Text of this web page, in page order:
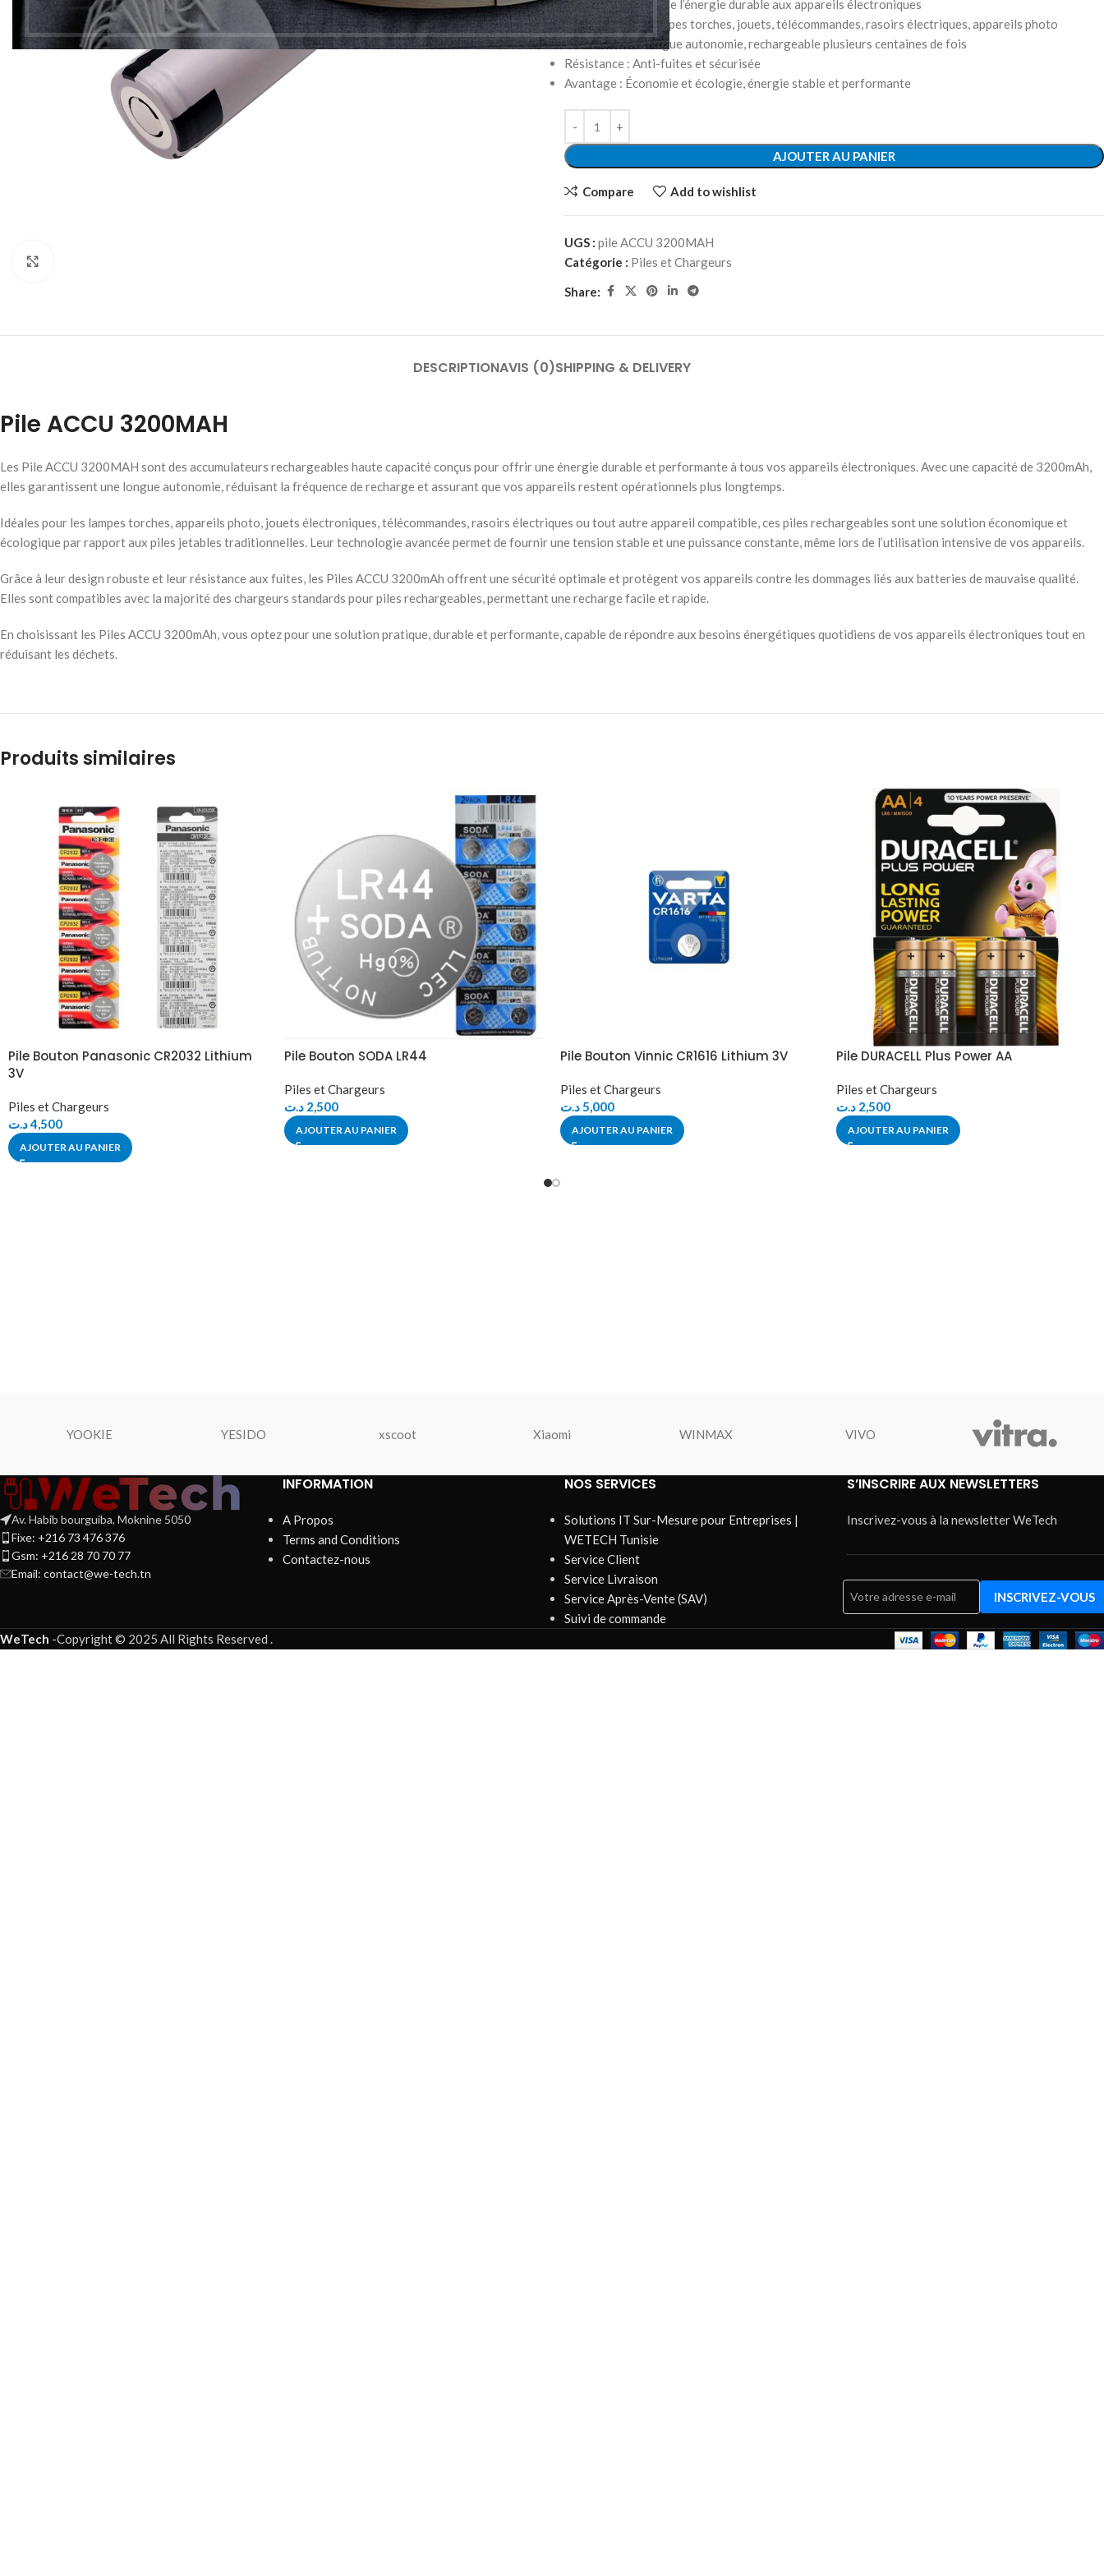
Fonction : Fournir de l’énergie durable aux appareils électroniques
Compatibilité : Lampes torches, jouets, télécommandes, rasoirs électriques, appareils photo
Durée de vie : Longue autonomie, rechargeable plusieurs centaines de fois
Résistance : Anti-fuites et sécurisée
Avantage : Économie et écologie, énergie stable et performante
AJOUTER AU PANIER
Compare Add to wishlist
UGS : pile ACCU 3200MAH
Catégorie : Piles et Chargeurs
Share:
DESCRIPTIONAVIS (0)SHIPPING & DELIVERY
Pile ACCU 3200MAH
Les Pile ACCU 3200MAH sont des accumulateurs rechargeables haute capacité conçus pour offrir une énergie durable et performante à tous vos appareils électroniques. Avec une capacité de 3200mAh,
elles garantissent une longue autonomie, réduisant la fréquence de recharge et assurant que vos appareils restent opérationnels plus longtemps.
Idéales pour les lampes torches, appareils photo, jouets électroniques, télécommandes, rasoirs électriques ou tout autre appareil compatible, ces piles rechargeables sont une solution économique et
écologique par rapport aux piles jetables traditionnelles. Leur technologie avancée permet de fournir une tension stable et une puissance constante, même lors de l’utilisation intensive de vos appareils.
Grâce à leur design robuste et leur résistance aux fuites, les Piles ACCU 3200mAh offrent une sécurité optimale et protègent vos appareils contre les dommages liés aux batteries de mauvaise qualité.
Elles sont compatibles avec la majorité des chargeurs standards pour piles rechargeables, permettant une recharge facile et rapide.
En choisissant les Piles ACCU 3200mAh, vous optez pour une solution pratique, durable et performante, capable de répondre aux besoins énergétiques quotidiens de vos appareils électroniques tout en
réduisant les déchets.
Produits similaires
Pile Bouton Panasonic CR2032 Lithium
3V
Piles et Chargeurs
4,500د.ت
AJOUTER AU PANIER
Pile Bouton SODA LR44
Piles et Chargeurs
2,500 د.ت
AJOUTER AU PANIER
Pile Bouton Vinnic CR1616 Lithium 3V
Piles et Chargeurs
5,000د.ت
AJOUTER AU PANIER
Pile DURACELL Plus Power AA
Piles et Chargeurs
2,500 د.ت
AJOUTER AU PANIER
YOOKIE YESIDO xscoot Xiaomi WINMAX VIVO
Av. Habib bourguiba, Moknine 5050
Fixe: +216 73 476 376
Gsm: +216 28 70 70 77
Email: contact@we-tech.tn
INFORMATION
A Propos
Terms and Conditions
Contactez-nous
NOS SERVICES
Solutions IT Sur-Mesure pour Entreprises |
WETECH Tunisie
Service Client
Service Livraison
Service Après-Vente (SAV)
Suivi de commande
S’INSCRIRE AUX NEWSLETTERS
Inscrivez-vous à la newsletter WeTech
WeTech -Copyright © 2025 All Rights Reserved